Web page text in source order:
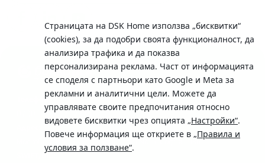
Страницата на DSK Home използва „бисквитки“
(cookies), за да подобри своята функционалност, да
анализира трафика и да показва
персонализирана реклама. Част от информацията
се споделя с партньори като Google и Meta за
рекламни и аналитични цели. Можете да
управлявате своите предпочитания относно
видовете бисквитки чрез опцията „Настройки“.
Повече информация ще откриете в „Правила и
условия за ползване“.
Телефон:
0700 10 375 / *2375
Московска No.19 / ул. Г. Бенковски No. 5, София 1036
SWIFT/BIC: